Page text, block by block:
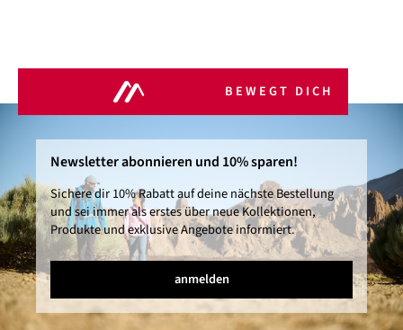
BEWEGT DICH
Newsletter abonnieren und 10% sparen!
Sichere dir 10% Rabatt auf deine nächste Bestellung
und sei immer als erstes über neue Kollektionen,
Produkte und exklusive Angebote informiert.
anmelden